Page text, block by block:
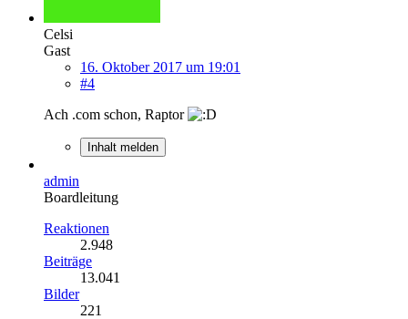
Celsi
Gast
16. Oktober 2017 um 19:01
#4
Ach .com schon, Raptor
Inhalt melden
admin
Boardleitung
Reaktionen
2.948
Beiträge
13.041
Bilder
221